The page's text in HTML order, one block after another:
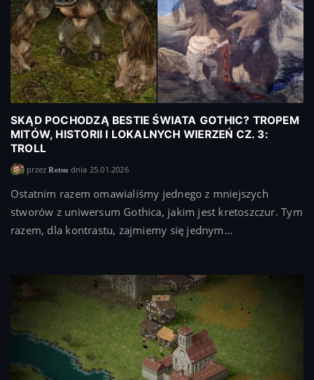
SKĄD POCHODZĄ BESTIE ŚWIATA GOTHIC? TROPEM
MITÓW, HISTORII I LOKALNYCH WIERZEŃ CZ. 3:
TROLL
przezRetsu dnia 25.01.2026
Ostatnim razem omawialiśmy jednego z mniejszych
stworów z uniwersum Gothica, jakim jest kretoszczur. Tym
razem, dla kontrastu, zajmiemy się jednym...